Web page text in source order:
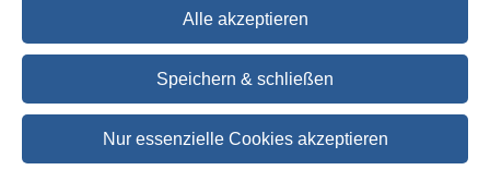
Alle akzeptieren
Speichern & schließen
Nur essenzielle Cookies akzeptieren